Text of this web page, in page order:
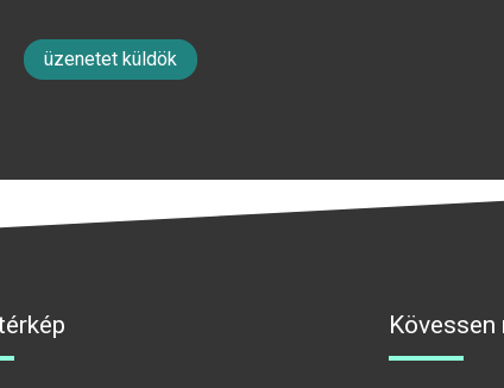
üzenetet küldök
Kövessen